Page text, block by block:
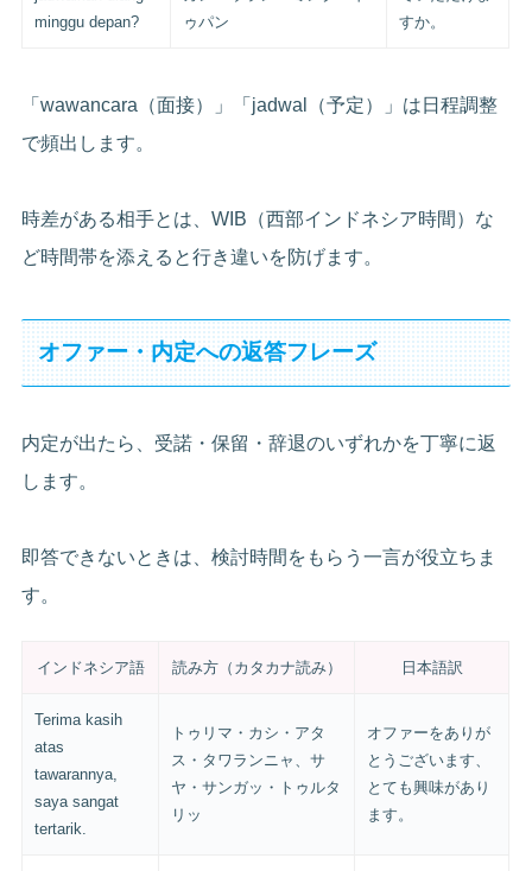
minggu depan?
ゥパン
すか。
「wawancara（面接）」「jadwal（予定）」は日程調整
で頻出します。
時差がある相手とは、WIB（西部インドネシア時間）な
ど時間帯を添えると行き違いを防げます。
オファー・内定への返答フレーズ
内定が出たら、受諾・保留・辞退のいずれかを丁寧に返
します。
即答できないときは、検討時間をもらう一言が役立ちま
す。
インドネシア語 読み方（カタカナ読み） 日本語訳
Terima kasih
atas
tawarannya,
saya sangat
tertarik.
トゥリマ・カシ・アタ
ス・タワランニャ、サ
ヤ・サンガッ・トゥルタ
リッ
オファーをありが
とうございます、
とても興味があり
ます。